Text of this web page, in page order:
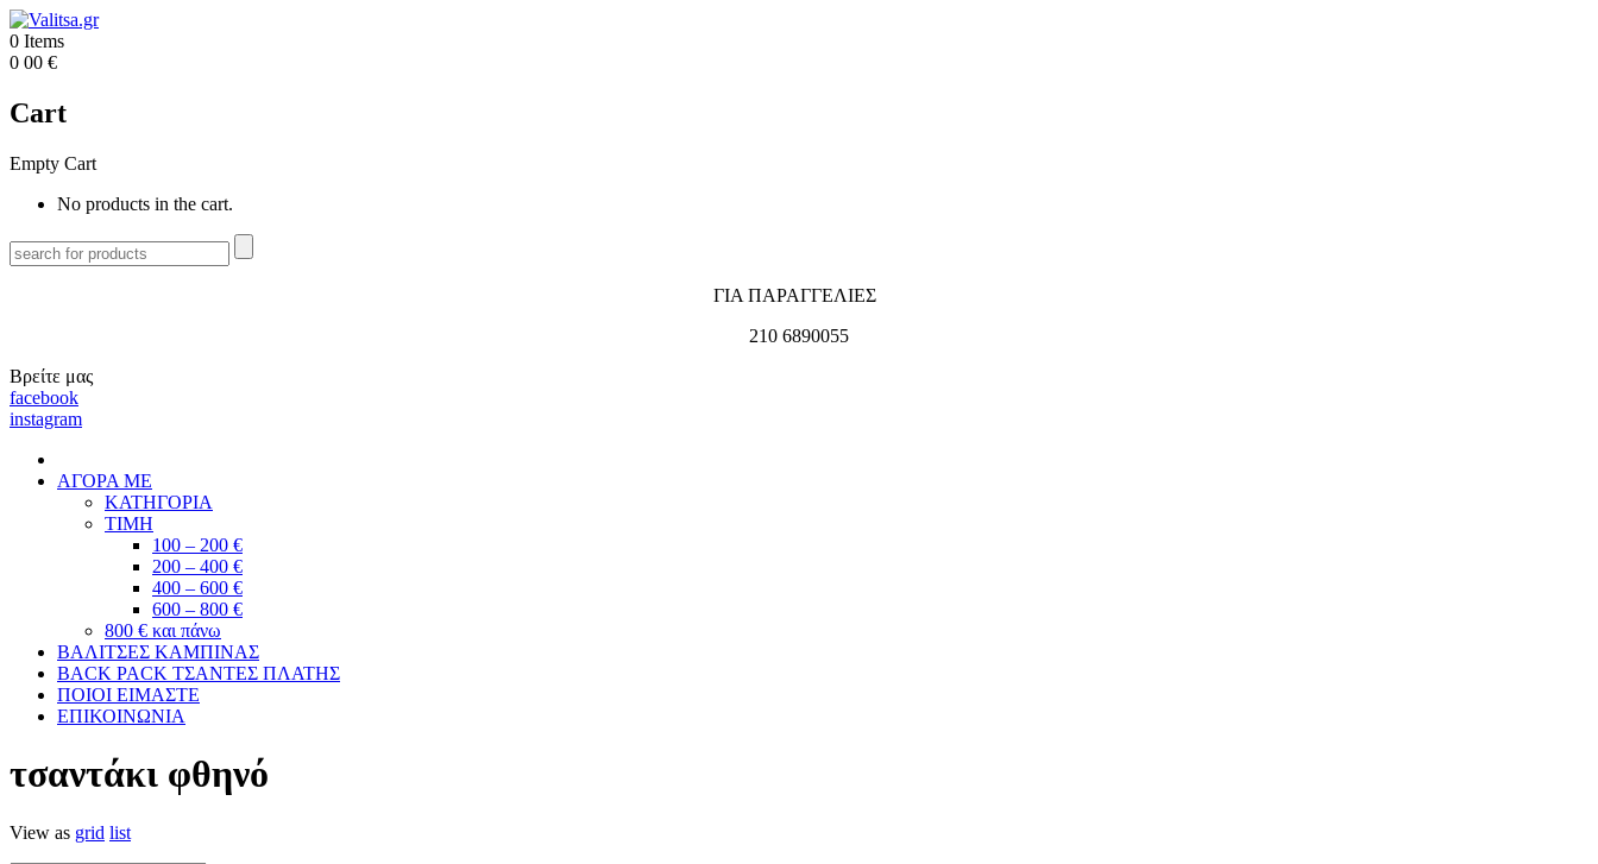
0 Items
0 00 €
Cart
Empty Cart
No products in the cart.
ΓΙΑ ΠΑΡΑΓΓΕΛΙΕΣ
210 6890055
Βρείτε μας
facebook
instagram
ΑΓΟΡΑ ΜΕ
ΚΑΤΗΓΟΡΙΑ
ΤΙΜΗ
100 – 200 €
200 – 400 €
400 – 600 €
600 – 800 €
800 € και πάνω
ΒΑΛΙΤΣΕΣ ΚΑΜΠΙΝΑΣ
BACK PACK ΤΣΑΝΤΕΣ ΠΛΑΤΗΣ
ΠΟΙΟΙ ΕΙΜΑΣΤΕ
ΕΠΙΚΟΙΝΩΝΙΑ
τσαντάκι φθηνό
View as grid list